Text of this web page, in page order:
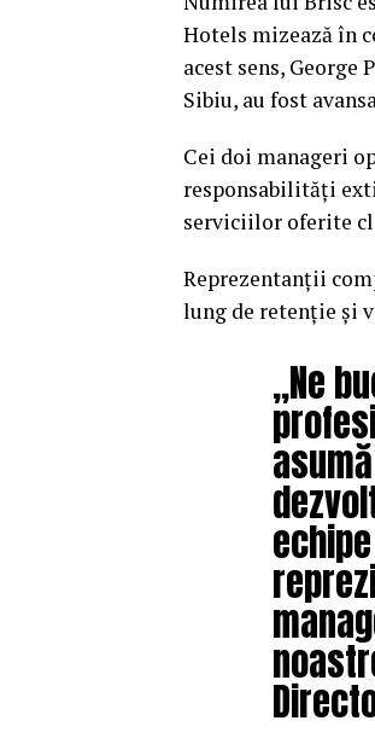
Hotels mizează în
acest sens,
Sibiu, au fost
Cei doi manageri
responsabilități
serviciilor oferite
Reprezentanții
lung de retenție și
„Ne